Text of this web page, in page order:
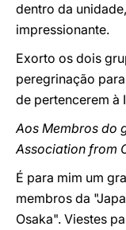
dentro da
impressionante.
Exorto os dois
peregrinação
de pertencerem à
Aos Membros do
Association from
É para mim um
membros da
Osaka". Viestes